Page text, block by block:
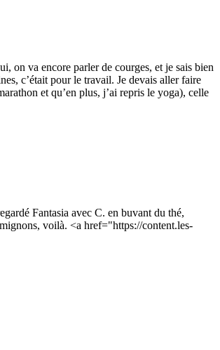
on va encore parler de courges, et je sais bien
c’était pour le travail. Je devais aller faire
et qu’en plus, j’ai repris le yoga), celle
Fantasia avec C. en buvant du thé,
voilà. <a href="https://content.les-